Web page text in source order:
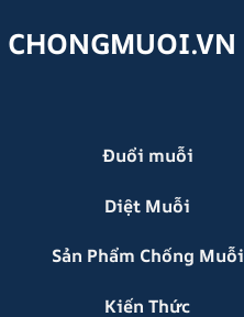
CHONGMUOI.VN
Đuổi muỗi
Diệt Muỗi
Sản Phẩm Chống Muỗi
Kiến Thức